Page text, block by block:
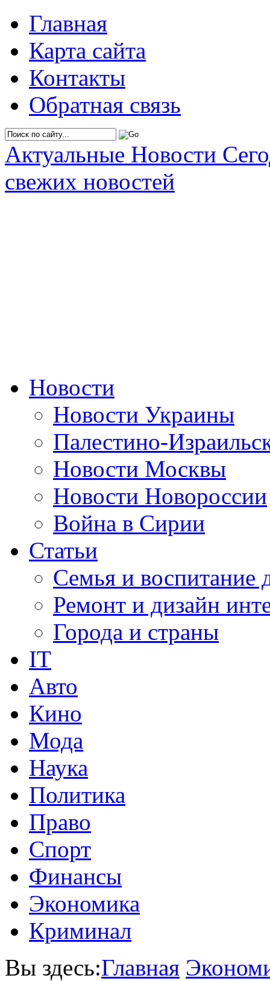
Главная
Карта сайта
Контакты
Обратная связь
Актуальные Новости
свежих новостей
Новости
Новости Украины
Палестино-
Новости Москвы
Новости Новороссии
Война в Сирии
Статьи
Семья и воспитание
Ремонт и дизайн
Города и страны
IT
Авто
Кино
Мода
Наука
Политика
Право
Спорт
Финансы
Экономика
Криминал
Вы здесь:Главная